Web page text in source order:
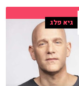
גיא פלג